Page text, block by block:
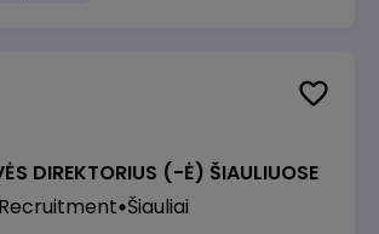
DIREKTORIUS (-Ė) ŠIAULIUOSE
Šiauliai